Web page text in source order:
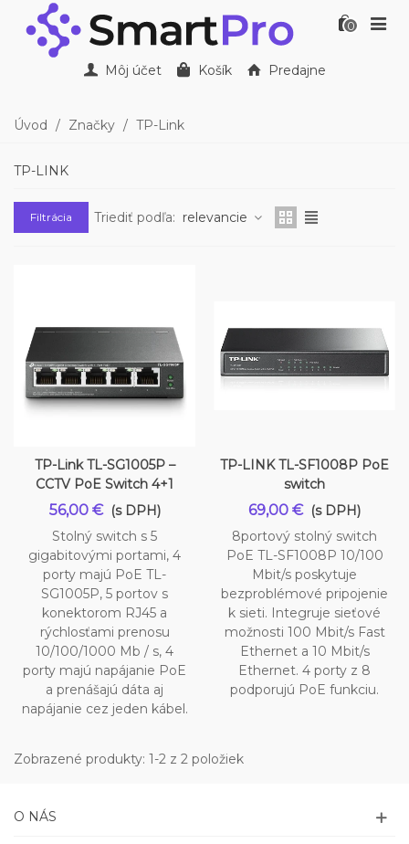
0
Môj účet Košík Predajne
Úvod / Značky / TP-Link
TP-LINK
Filtrácia Triediť podľa: relevancie
TP-Link TL-SG1005P –
CCTV PoE Switch 4+1
56,00 € (s DPH)
Stolný switch s 5
gigabitovými portami, 4
porty majú PoE TL-
SG1005P, 5 portov s
konektorom RJ45 a
rýchlosťami prenosu
10/100/1000 Mb / s, 4
porty majú napájanie PoE
a prenášajú dáta aj
napájanie cez jeden kábel.
TP-LINK TL-SF1008P PoE
switch
69,00 € (s DPH)
8portový stolný switch
PoE TL-SF1008P 10/100
Mbit/s poskytuje
bezproblémové pripojenie
k sieti. Integruje sieťové
možnosti 100 Mbit/s Fast
Ethernet a 10 Mbit/s
Ethernet. 4 porty z 8
podporujú PoE funkciu.
Zobrazené produkty: 1-2 z 2 položiek
O NÁS